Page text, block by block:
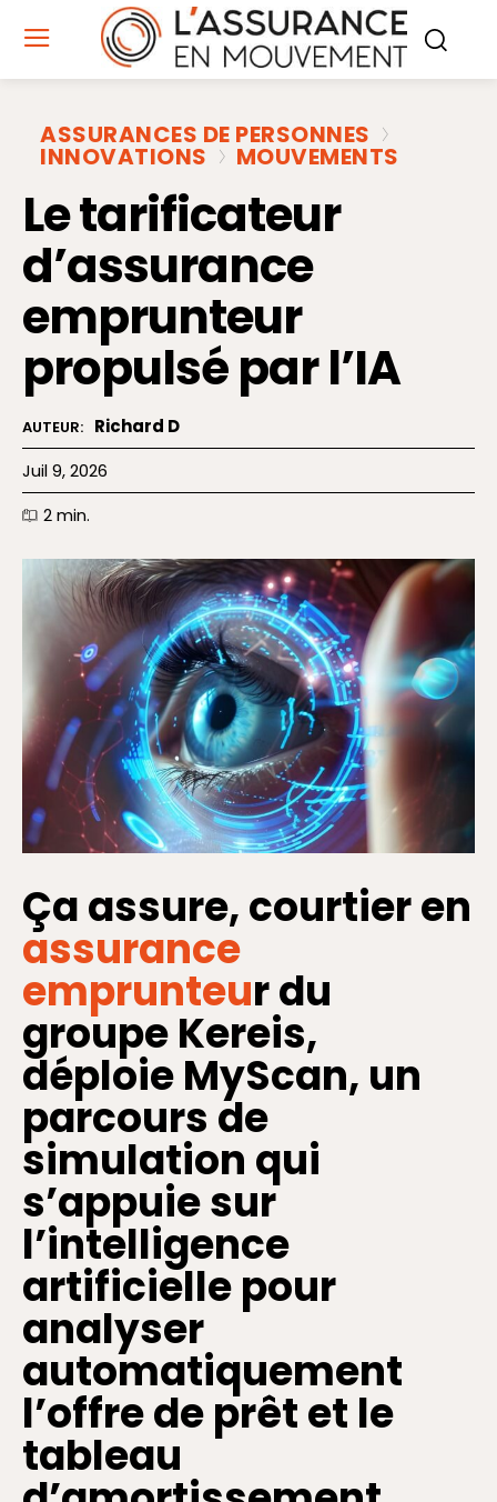
ASSURANCES DE PERSONNES
INNOVATIONS MOUVEMENTS
Le tarificateur
d’assurance
emprunteur
propulsé par l’IA
AUTEUR: Richard D
Juil 9, 2026
2min.
Ça assure, courtier en
assurance
emprunteur du
groupe Kereis,
déploie MyScan, un
parcours de
simulation qui
s’appuie sur
l’intelligence
artificielle pour
analyser
automatiquement
l’offre de prêt et le
tableau